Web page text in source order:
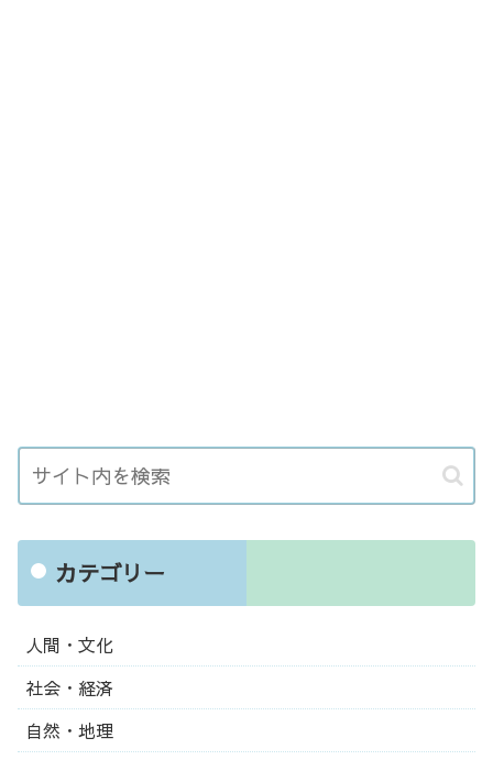
カテゴリー
人間・文化
社会・経済
自然・地理